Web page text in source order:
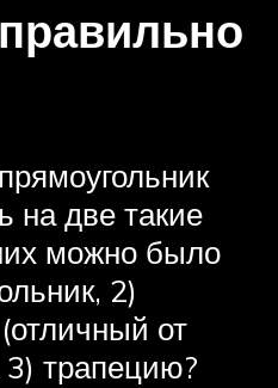
на две такие
можно было
2)
от
3) трапецию?